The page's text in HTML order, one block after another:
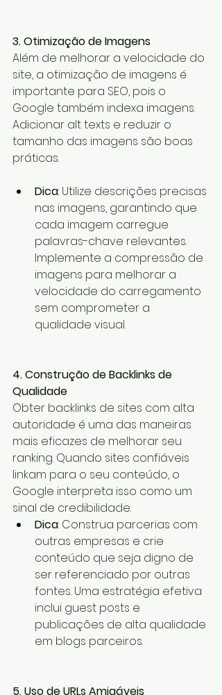
3. Otimização de Imagens
Além de melhorar a velocidade do
site, a otimização de imagens é
importante para SEO, pois o
Google também indexa imagens.
Adicionar alt texts e reduzir o
tamanho das imagens são boas
práticas.
Dica: Utilize descrições precisas
nas imagens, garantindo que
cada imagem carregue
palavras-chave relevantes.
Implemente a compressão de
imagens para melhorar a
velocidade do carregamento
sem comprometer a
qualidade visual.
4. Construção de Backlinks de
Qualidade
Obter backlinks de sites com alta
autoridade é uma das maneiras
mais eficazes de melhorar seu
ranking. Quando sites confiáveis
linkam para o seu conteúdo, o
Google interpreta isso como um
sinal de credibilidade.
Dica: Construa parcerias com
outras empresas e crie
conteúdo que seja digno de
ser referenciado por outras
fontes. Uma estratégia efetiva
inclui guest posts e
publicações de alta qualidade
em blogs parceiros.
5. Uso de URLs Amigáveis